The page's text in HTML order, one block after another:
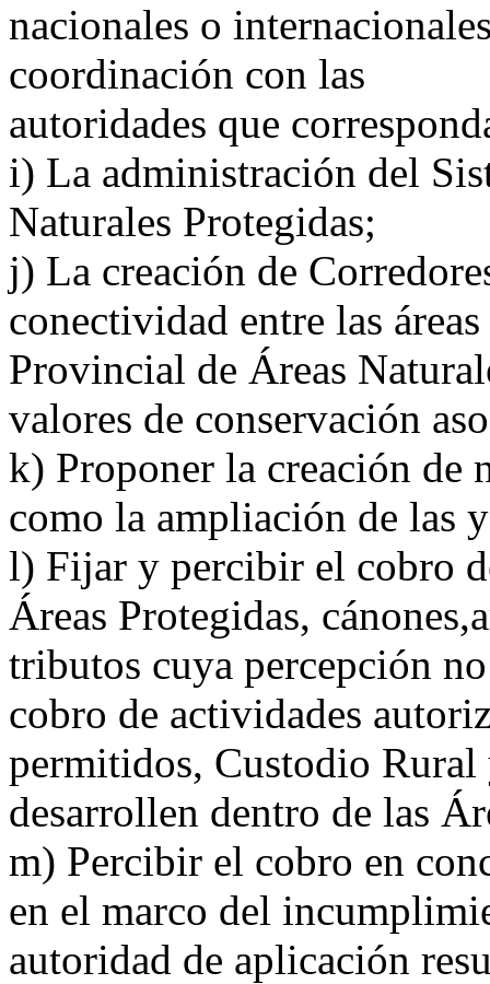
nacionales o
coordinación con las
autoridades que
i) La administración del
Naturales Protegidas;
j) La creación de
conectividad entre las
Provincial de Áreas
valores de conservación
k) Proponer la creación de
como la ampliación de las
l) Fijar y percibir el cobro
Áreas Protegidas,
tributos cuya percepción
cobro de actividades
permitidos, Custodio Rural
desarrollen dentro de las
m) Percibir el cobro en
en el marco del
autoridad de aplicación